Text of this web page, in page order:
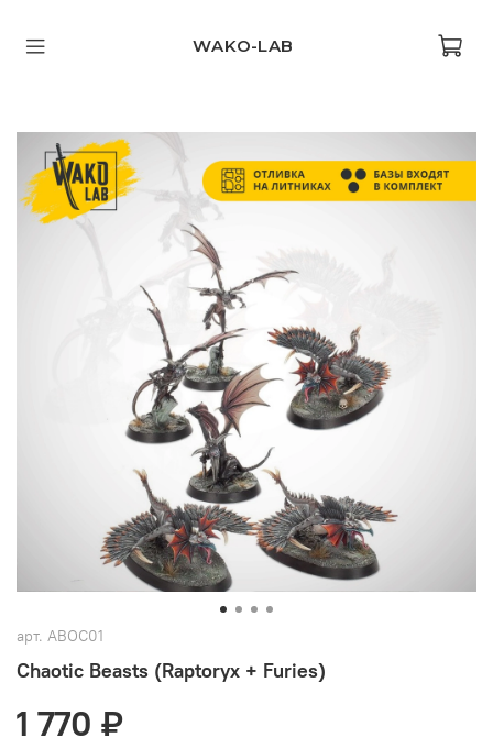
WAKO-LAB
арт. ABOC01
Chaotic Beasts (Raptoryx + Furies)
1 770 ₽